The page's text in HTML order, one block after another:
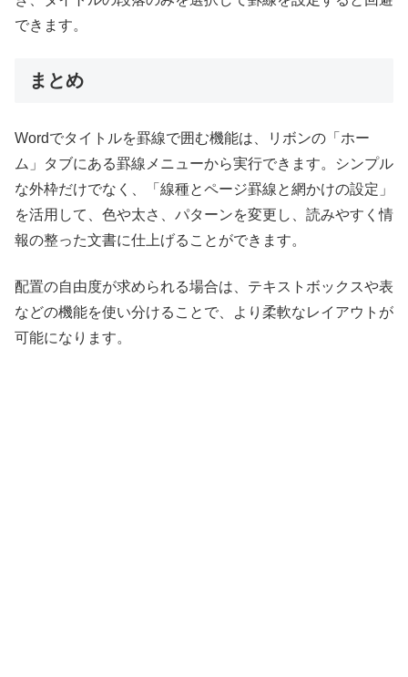
できます。
まとめ
Wordでタイトルを罫線で囲む機能は、リボンの「ホー
ム」タブにある罫線メニューから実行できます。シンプル
な外枠だけでなく、「線種とページ罫線と網かけの設定」
を活用して、色や太さ、パターンを変更し、読みやすく情
報の整った文書に仕上げることができます。
配置の自由度が求められる場合は、テキストボックスや表
などの機能を使い分けることで、より柔軟なレイアウトが
可能になります。